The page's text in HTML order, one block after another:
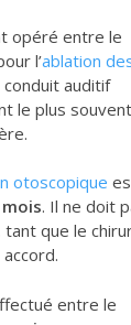
opéré entre le
l’ablation
auditif
le plus souvent
otoscopique
. Il ne doit
tant que le
accord.
entre le